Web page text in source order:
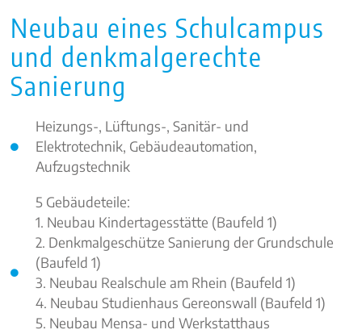
Neubau eines Schulcampus
und denkmalgerechte
Sanierung
Heizungs-, Lüftungs-, Sanitär- und
Elektrotechnik, Gebäudeautomation,
Aufzugstechnik
5 Gebäudeteile:
1. Neubau Kindertagesstätte (Baufeld 1)
2. Denkmalgeschütze Sanierung der Grundschule
(Baufeld 1)
3. Neubau Realschule am Rhein (Baufeld 1)
4. Neubau Studienhaus Gereonswall (Baufeld 1)
5. Neubau Mensa- und Werkstatthaus